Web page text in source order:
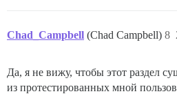
Chad_Campbell (Chad Campbell) 8
Да, я не вижу, чтобы этот раздел
из протестированных мной